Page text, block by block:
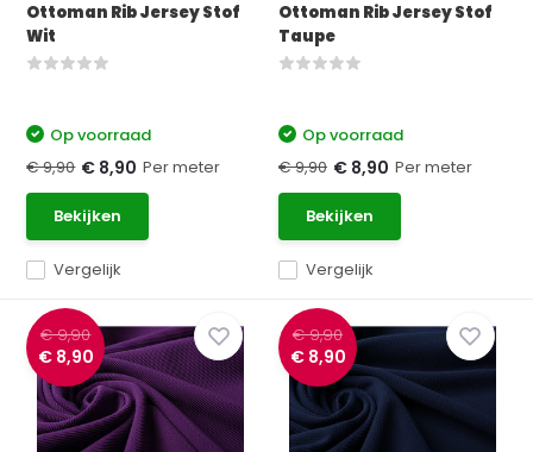
Ottoman Rib Jersey Stof
Wit
Vergelijk
Op voorraad
€ 9,90 € 8,90 Per meter
Bekijken
Ottoman Rib Jersey Stof
Taupe
Vergelijk
Op voorraad
€ 9,90 € 8,90 Per meter
Bekijken
€ 9,90
€ 8,90
€ 9,90
€ 8,90